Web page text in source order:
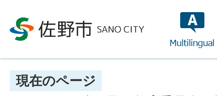
現在のページ